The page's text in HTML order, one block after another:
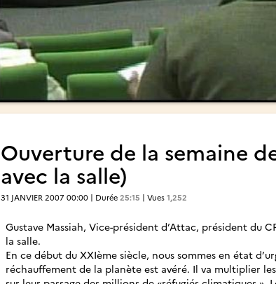
Ouverture de la semaine
avec la salle)
31 JANVIER 2007 00:00 | Durée 25:15 | Vues 1,252
Gustave Massiah, Vice-président d’Attac, président du
la salle.
En ce début du XXIème siècle, nous sommes en état
réchauffement de la planète est avéré. Il va multiplier